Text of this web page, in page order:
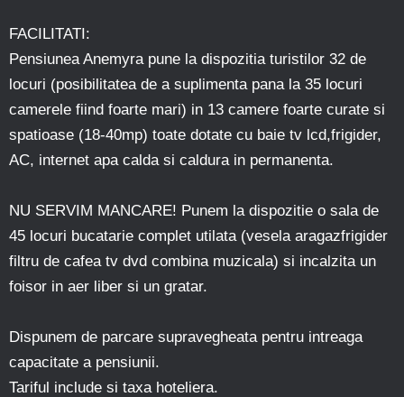
FACILITATI:
Pensiunea Anemyra pune la dispozitia turistilor 32 de
locuri (posibilitatea de a suplimenta pana la 35 locuri
camerele fiind foarte mari) in 13 camere foarte curate si
spatioase (18-40mp) toate dotate cu baie tv lcd,frigider,
AC, internet apa calda si caldura in permanenta.
NU SERVIM MANCARE! Punem la dispozitie o sala de
45 locuri bucatarie complet utilata (vesela aragazfrigider
filtru de cafea tv dvd combina muzicala) si incalzita un
foisor in aer liber si un gratar.
Dispunem de parcare supravegheata pentru intreaga
capacitate a pensiunii.
Tariful include si taxa hoteliera.